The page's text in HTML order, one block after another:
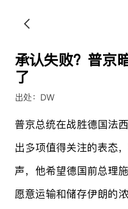
承认失败？普京
了
出处：DW
普京总统在战胜德国法
出多项值得关注的表态
声，他希望德国前总理
愿意运输和储存伊朗的浓